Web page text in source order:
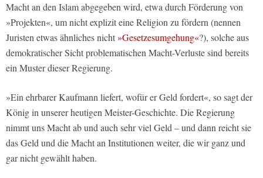
Macht an den Islam abgegeben wird, etwa durch Förderung von
»Projekten«, um nicht explizit eine Religion zu fördern (nennen
Juristen etwas ähnliches nicht»Gesetzesumgehung«?), solche aus
demokratischer Sicht problematischen Macht-Verluste sind bereits
ein Muster dieser Regierung.
»Ein ehrbarer Kaufmann liefert, wofür er Geld fordert«, so sagt der
König in unserer heutigen Meister-Geschichte. Die Regierung
nimmt uns Macht ab und auch sehr viel Geld – und dann reicht sie
das Geld und die Macht an Institutionen weiter, die wir ganz und
gar nicht gewählt haben.